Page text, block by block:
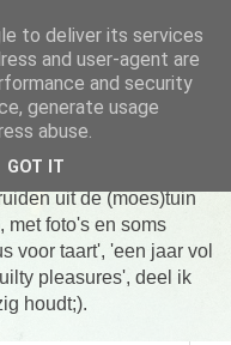
wel vaak te vinden
en om verhalen te
uit favoriete
uit de (moes)tuin
met foto's en soms
voor taart', 'een jaar vol
pleasures', deel ik
houdt;).
to deliver its services
and user-agent are
and security
generate usage
abuse.
GOT IT